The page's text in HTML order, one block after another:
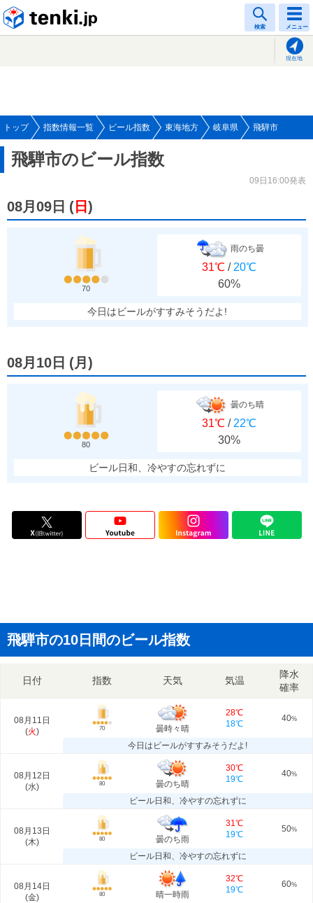
検索 メニュー
現在地
トップ 指数情報一覧 ビール指数 東海地方 岐阜県 飛騨市
飛騨市のビール指数
09日16:00発表
08月09日 ( 日 )
70
雨のち曇
31℃ / 20℃
60%
今日はビールがすすみそうだよ!
08月10日 (月 )
80
曇のち晴
31℃ / 22℃
30%
ビール日和、冷やすの忘れずに
飛騨市の10日間のビール指数
日付 指数 天気 気温
降水
確率
08月11日
(火) 70 曇時々晴
28℃
18℃
40%
今日はビールがすすみそうだよ!
08月12日
(水) 80 曇のち晴
30℃
19℃
40%
ビール日和、冷やすの忘れずに
08月13日
(木) 80 曇のち雨
31℃
19℃
50%
ビール日和、冷やすの忘れずに
08月14日
(金) 80 晴一時雨
32℃
19℃
60%